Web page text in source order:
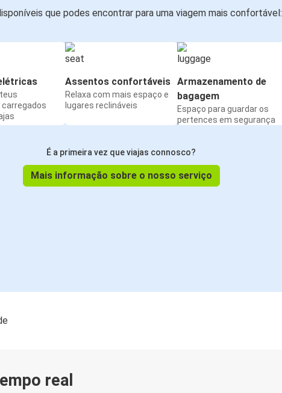
que podes encontrar para uma viagem mais confortável:
Assentos confortáveis
Relaxa com mais espaço e
lugares reclináveis
Armazenamento de
bagagem
Espaço para guardar os
pertences em segurança
É a primeira vez que viajas connosco?
Mais informação sobre o nosso serviço
real